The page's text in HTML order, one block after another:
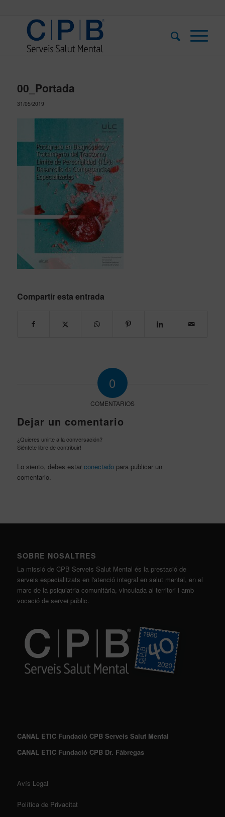
00_Portada
31/05/2019
Compartir esta entrada
0
COMENTARIOS
Dejar un comentario
¿Quieres unirte a la conversación?
Siéntete libre de contribuir!
Lo siento, debes estar conectadopara publicar un
comentario.
SOBRE NOSALTRES
La missió de CPB Serveis Salut Mental és la prestació de
serveis especialitzats en l'atenció integral en salut mental, en el
marc de la psiquiatria comunitària, vinculada al territori i amb
vocació de servei públic.
CANAL ÈTIC Fundació CPB Serveis Salut Mental
CANAL ÈTIC Fundació CPB Dr. Fàbregas
Avís Legal
Política de Privacitat